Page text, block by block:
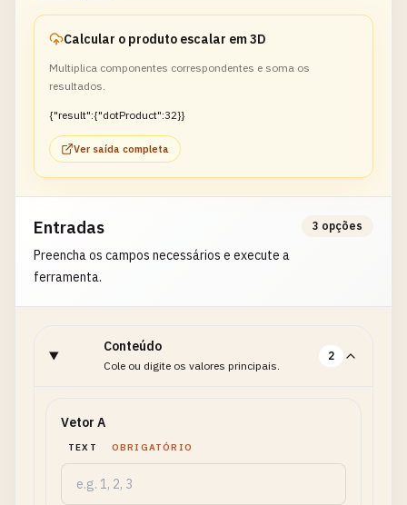
Calcular o produto escalar em 3D
Multiplica componentes correspondentes e soma os
resultados.
{"result":{"dotProduct":32}}
Ver saída completa
Entradas
Preencha os campos necessários e execute a
ferramenta.
3 opções
Conteúdo
Cole ou digite os valores principais.
2
Vetor A
TEXT OBRIGATÓRIO